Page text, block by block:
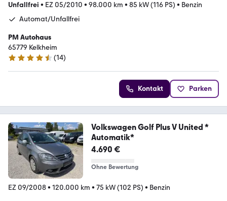
Unfallfrei • EZ 05/2010 • 98.000 km • 85 kW (116 PS) • Benzin
Automat/Unfallfrei
PM Autohaus
65779 Kelkheim
4.7 Sterne
(14)
Kontakt Parken
Volkswagen Golf Plus V United *
Automatik*
4.690 €
Ohne Bewertung
EZ 09/2008• 120.000 km • 75 kW (102 PS) • Benzin